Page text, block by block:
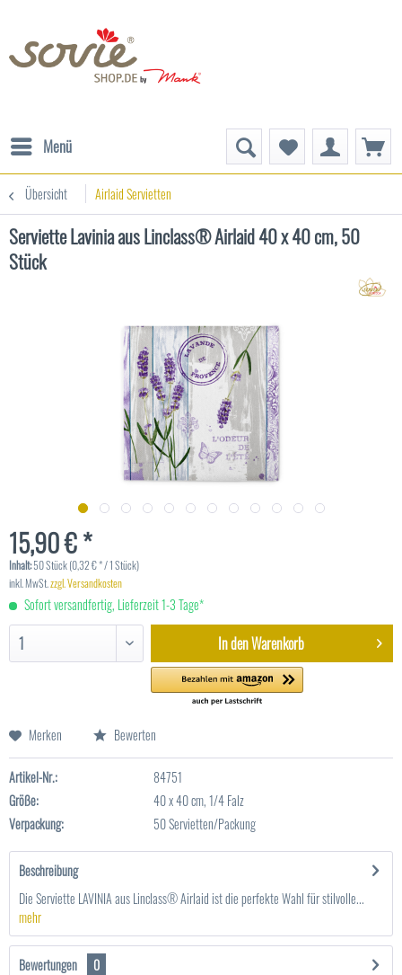
Menü
Übersicht Airlaid Servietten
Serviette Lavinia aus Linclass® Airlaid 40 x 40 cm, 50
Stück
15,90 € *
Inhalt:50 Stück (0,32 € * / 1 Stück)
inkl. MwSt.zzgl. Versandkosten
Sofort versandfertig, Lieferzeit 1-3 Tage*
In denWarenkorb
Merken Bewerten
Artikel-Nr.:
84751
Größe:
40 x 40 cm, 1/4 Falz
Verpackung:
50 Servietten/Packung
Beschreibung
Die Serviette LAVINIA aus Linclass® Airlaid ist die perfekte Wahl für stilvolle...
mehr
Bewertungen
0